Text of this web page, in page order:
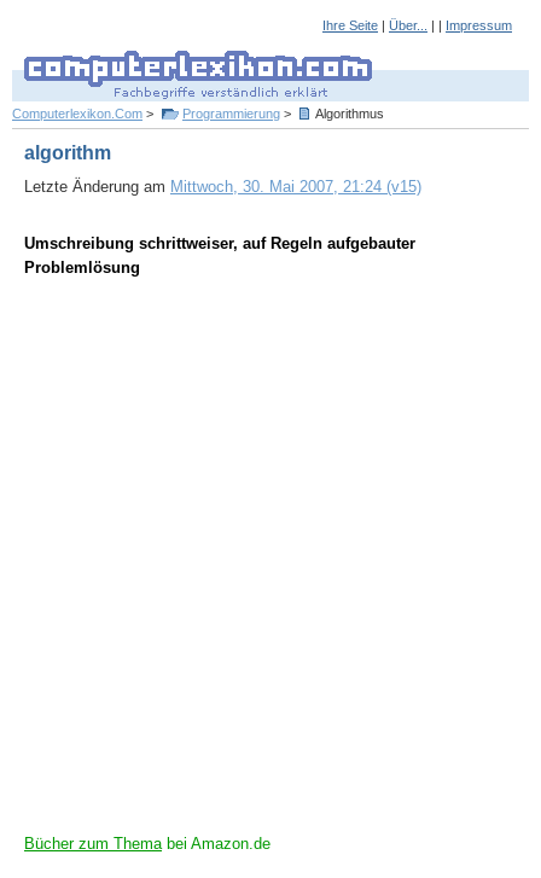
Ihre Seite | Über... | | Impressum
Computerlexikon.Com > Programmierung > Algorithmus
algorithm
Letzte Änderung am Mittwoch, 30. Mai 2007, 21:24 (v15)
Umschreibung schrittweiser, auf Regeln aufgebauter
Problemlösung
Bücher zum Themabei Amazon.de